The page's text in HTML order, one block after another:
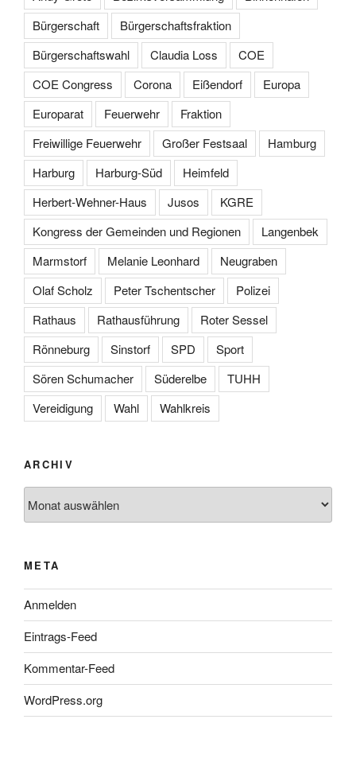
Bürgerschaft
Bürgerschaftsfraktion
Bürgerschaftswahl
Claudia Loss
COE
COE Congress
Corona Eißendorf
Europa
Europarat
Feuerwehr
Fraktion
Freiwillige Feuerwehr
Großer Festsaal
Hamburg
Harburg
Harburg-Süd
Heimfeld
Herbert-Wehner-Haus
Jusos
KGRE
Kongress der Gemeinden und Regionen
Langenbek
Marmstorf
Melanie Leonhard
Neugraben
Olaf Scholz
Peter Tschentscher
Polizei
Rathaus
Rathausführung
Roter Sessel
Rönneburg
Sinstorf SPD
Sport
Sören Schumacher
Süderelbe
TUHH
Vereidigung
Wahl Wahlkreis
ARCHIV
META
Anmelden
Eintrags-Feed
Kommentar-Feed
WordPress.org